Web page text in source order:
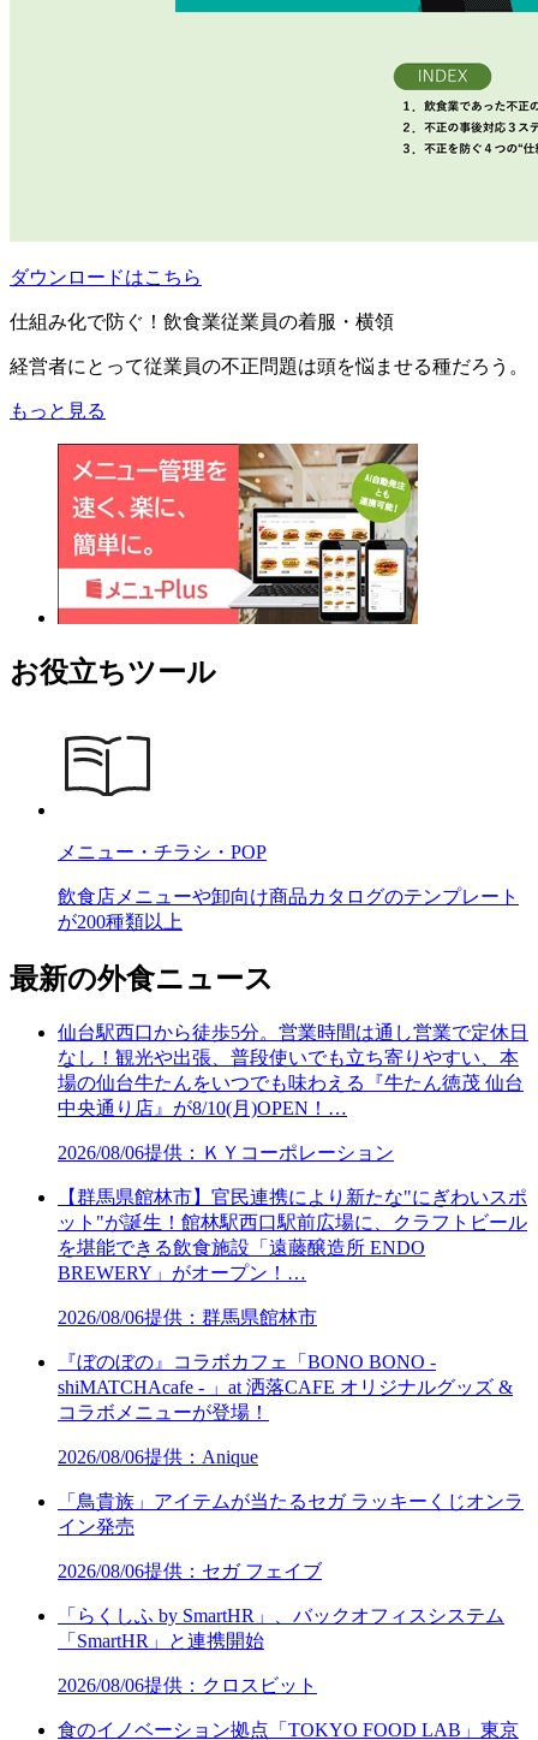
ダウンロードはこちら
仕組み化で防ぐ！飲食業従業員の着服・横領
経営者にとって従業員の不正問題は頭を悩ませる種だろう。
もっと見る
お役立ちツール
メニュー・チラシ・POP
飲食店メニューや卸向け商品カタログのテンプレート
が200種類以上
最新の外食ニュース
仙台駅西口から徒歩5分。営業時間は通し営業で定休日
なし！観光や出張、普段使いでも立ち寄りやすい、本
場の仙台牛たんをいつでも味わえる『牛たん徳茂 仙台
中央通り店』が8/10(月)OPEN！…
2026/08/06提供：ＫＹコーポレーション
【群馬県館林市】官民連携により新たな"にぎわいスポ
ット"が誕生！館林駅西口駅前広場に、クラフトビール
を堪能できる飲食施設「遠藤醸造所 ENDO
BREWERY」がオープン！…
2026/08/06提供：群馬県館林市
『ぼのぼの』コラボカフェ「BONO BONO -
shiMATCHAcafe - 」at 洒落CAFE オリジナルグッズ &
コラボメニューが登場！
2026/08/06提供：Anique
「鳥貴族」アイテムが当たるセガ ラッキーくじオンラ
イン発売
2026/08/06提供：セガ フェイブ
「らくしふ by SmartHR」、バックオフィスシステム
「SmartHR」と連携開始
2026/08/06提供：クロスビット
食のイノベーション拠点「TOKYO FOOD LAB」東京